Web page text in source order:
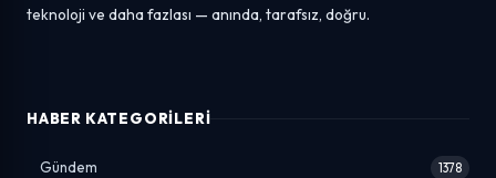
teknoloji ve daha fazlası — anında, tarafsız, doğru.
HABER KATEGORILERI
Gündem 1378